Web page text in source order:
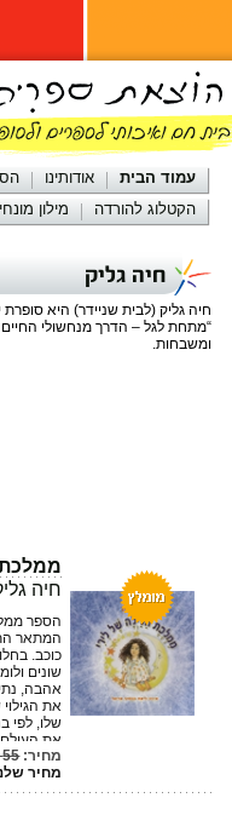
עמוד הבית אודותינו
הקטלוג להורדה
מילון
חיה גליק
“מתחת לגל – הדרך מנחשולי החיים
ומשבחות.
ממלכת
חיה
הספר
המתאר
כוכב.
שונים
אהבה,
את
שלו, לפי
את העולם
סיפור
עשירה עם
מחיר:55 ₪
מחיר שלנו: